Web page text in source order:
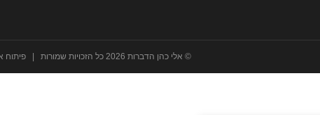
© אלי כהן הדברות 2026 כל הזכויות שמורות | פיתוח אתר ע"י